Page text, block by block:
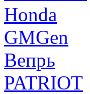
Honda
GMGen
Вепрь
PATRIOT